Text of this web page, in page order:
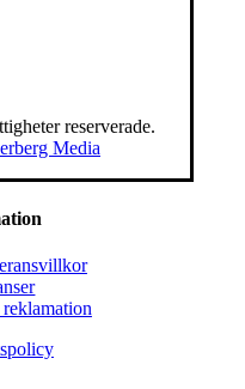
reserverade.
Media